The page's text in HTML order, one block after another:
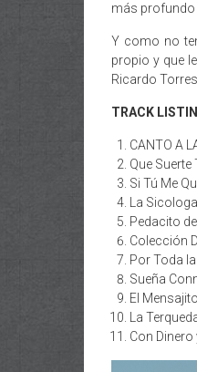
más profundo
Y como no
propio y que
Ricardo
TRACK
CANTO A
Que Suerte
Si Tú Me
La Sicologa
Pedacito
Colección
Por Toda
Sueña
El Mensajito
La
Con